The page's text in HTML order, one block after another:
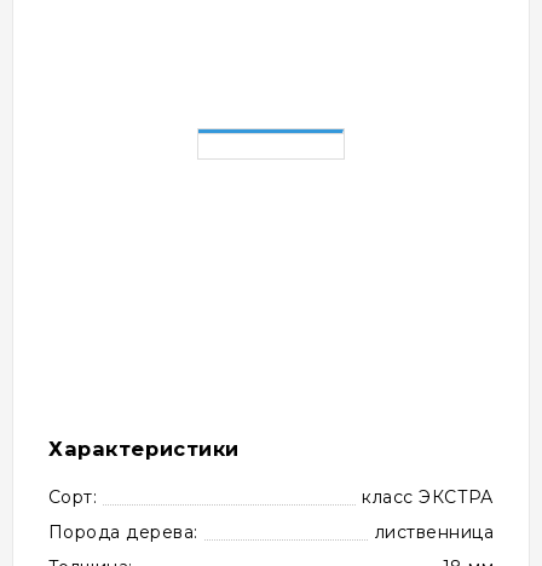
Характеристики
Сорт:
класс ЭКСТРА
Порода дерева:
лиственница